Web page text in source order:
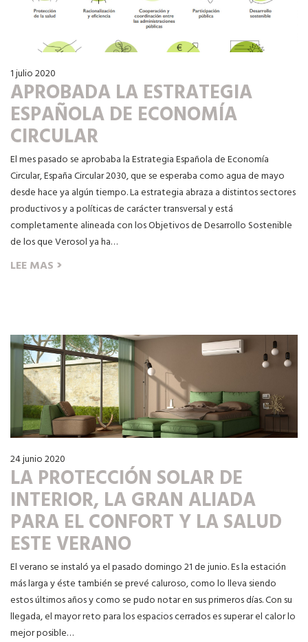
1 julio 2020
APROBADA LA ESTRATEGIA
ESPAÑOLA DE ECONOMÍA
CIRCULAR
El mes pasado se aprobaba la Estrategia Española de Economía
Circular, España Circular 2030, que se esperaba como agua de mayo
desde hace ya algún tiempo. La estrategia abraza a distintos sectores
productivos y a políticas de carácter transversal y está
completamente alineada con los Objetivos de Desarrollo Sostenible
de los que Verosol ya ha…
LEE MAS ›
24 junio 2020
LA PROTECCIÓN SOLAR DE
INTERIOR, LA GRAN ALIADA
PARA EL CONFORT Y LA SALUD
ESTE VERANO
El verano se instaló ya el pasado domingo 21 de junio. Es la estación
más larga y éste también se prevé caluroso, como lo lleva siendo
estos últimos años y como se pudo notar en sus primeros días. Con su
llegada, el mayor reto para los espacios cerrados es superar el calor lo
mejor posible…